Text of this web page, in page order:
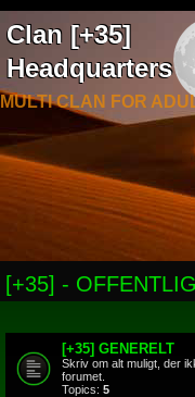
Clan [+35]
Headquarters
MULTI CLAN FOR
[+35] -
[+35] GENERELT
Skriv om alt muligt, der
forumet.
Topics: 5